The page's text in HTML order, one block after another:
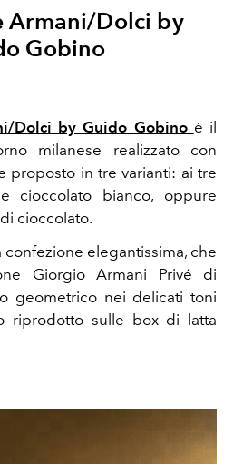
Armani/Dolci by
Gobino
Dolci by Guido Gobino è il
milanese realizzato con
proposto in tre varianti: ai tre
cioccolato bianco, oppure
cioccolato.
elegantissima, che
Giorgio Armani Privé di
geometrico nei delicati toni
riprodotto sulle box di latta